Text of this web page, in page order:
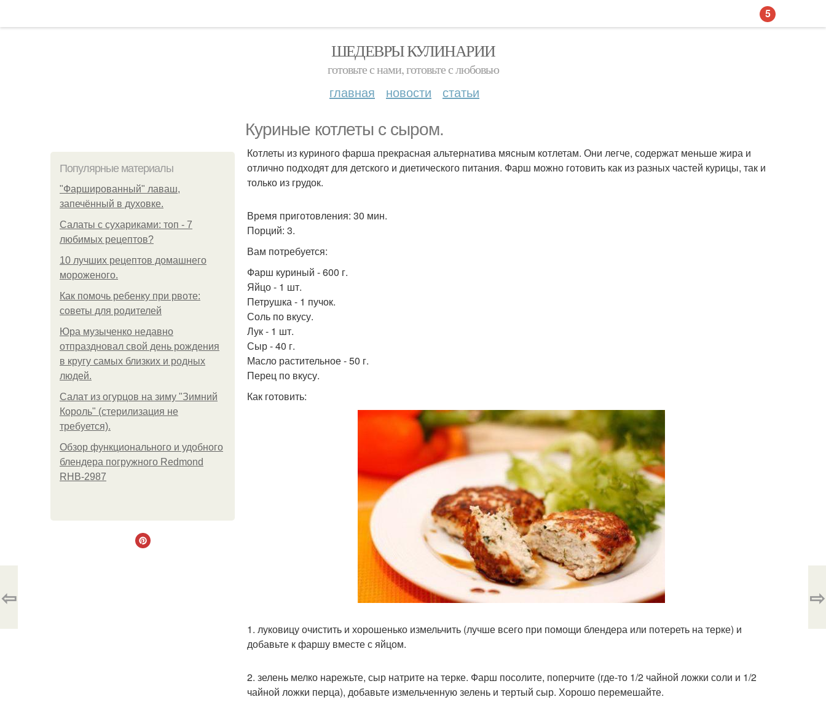
ШЕДЕВРЫ КУЛИНАРИИ
готовьте с нами, готовьте с любовью
главная новости статьи
Куриные котлеты с сыром.
Популярные материалы
"Фаршированный" лаваш,
запечённый в духовке.
Салаты с сухариками: топ - 7
любимых рецептов?
10 лучших рецептов домашнего
мороженого.
Как помочь ребенку при рвоте:
советы для родителей
Юра музыченко недавно
отпраздновал свой день рождения
в кругу самых близких и родных
людей.
Салат из огурцов на зиму "Зимний
Король" (стерилизация не
требуется).
Обзор функционального и удобного
блендера погружного Redmond
RHB-2987
Котлеты из куриного фарша прекрасная альтернатива мясным котлетам. Они легче, содержат меньше жира и
отлично подходят для детского и диетического питания. Фарш можно готовить как из разных частей курицы, так и
только из грудок.
Время приготовления: 30 мин.
Порций: 3.
Вам потребуется:
Фарш куриный - 600 г.
Яйцо - 1 шт.
Петрушка - 1 пучок.
Соль по вкусу.
Лук - 1 шт.
Сыр - 40 г.
Масло растительное - 50 г.
Перец по вкусу.
Как готовить:
1. луковицу очистить и хорошенько измельчить (лучше всего при помощи блендера или потереть на терке) и
добавьте к фаршу вместе с яйцом.
2. зелень мелко нарежьте, сыр натрите на терке. Фарш посолите, поперчите (где-то 1/2 чайной ложки соли и 1/2
чайной ложки перца), добавьте измельченную зелень и тертый сыр. Хорошо перемешайте.
⇦ ⇨
5